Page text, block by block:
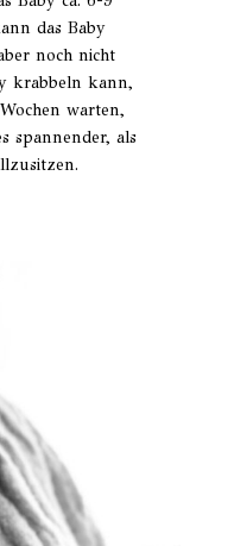
das Baby
noch nicht
krabbeln kann,
warten,
spannender, als